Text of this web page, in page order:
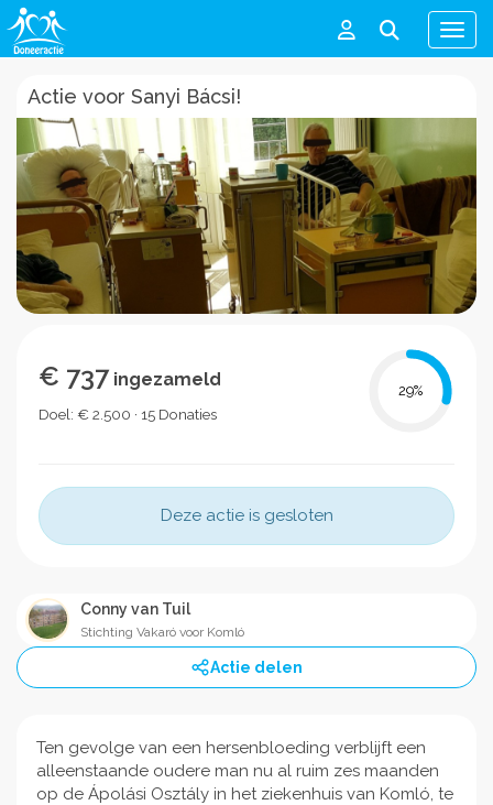
Menu
Actie voor Sanyi Bácsi!
€ 737 ingezameld
Doel: € 2.500 · 15 Donaties
29%
Deze actie is gesloten
Conny van Tuil
Stichting Vakaró voor Komló
Actie delen
Ten gevolge van een hersenbloeding verblijft een
alleenstaande oudere man nu al ruim zes maanden
op de Ápolási Osztály in het ziekenhuis van Komló, te